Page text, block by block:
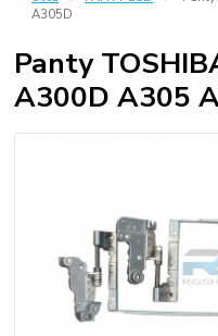
A305D
Panty
A300D A305